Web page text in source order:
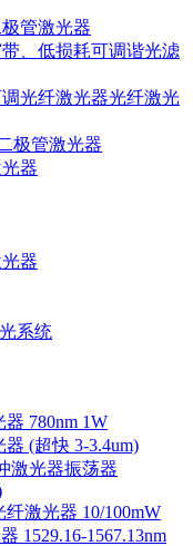
管激光器
、低损耗可调谐光滤
光纤激光器光纤激光
极管激光器
器
器
系统
780nm 1W
(超快 3-3.4um)
激光器振荡器
纤激光器 10/100mW
1529.16-1567.13nm